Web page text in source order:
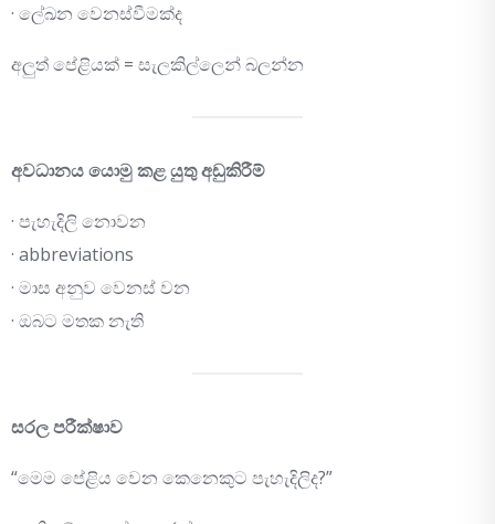
· ලේඛන වෙනස්වීමක්ද
අලුත් පේළියක් = සැලකිල්ලෙන් බලන්න
අවධානය යොමු කළ යුතු අඩුකිරීම්
· පැහැදිලි නොවන
· abbreviations
· මාස අනුව වෙනස් වන
· ඔබට මතක නැති
සරල පරීක්ෂාව
“මෙම පේළිය වෙන කෙනෙකුට පැහැදිලිද?”